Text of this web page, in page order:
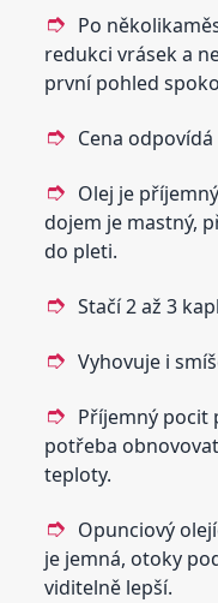
Po
redukci vrásek a
první pohled
Cena
Olej je
dojem je mastný,
do pleti.
Stačí 2 až 3
Vyhovuje i
Příjemný pocit
potřeba
teploty.
Opunciový
je jemná, otoky
viditelně lepší.